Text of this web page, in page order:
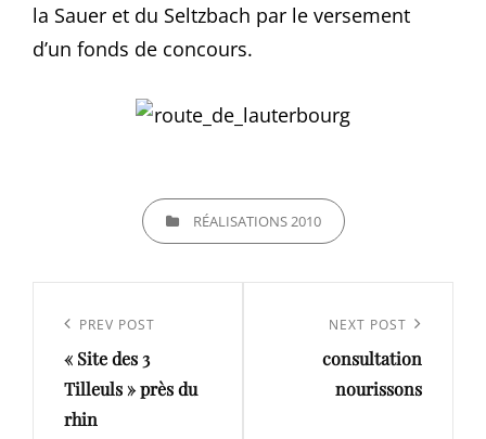
la Sauer et du Seltzbach par le versement
d’un fonds de concours.
CATEGORIESRÉALISATIONS 2010
l’article
Previous
Post
PREV POST
« Site des 3
Tilleuls » près du
rhin
NEXT POST
consultation
nourissons